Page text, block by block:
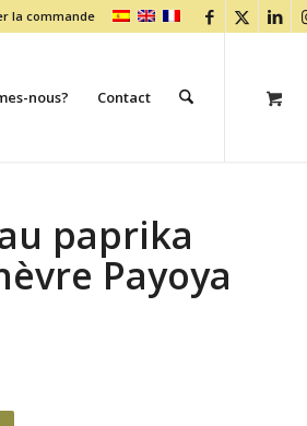
la commande
nous? Contact
paprika
Payoya